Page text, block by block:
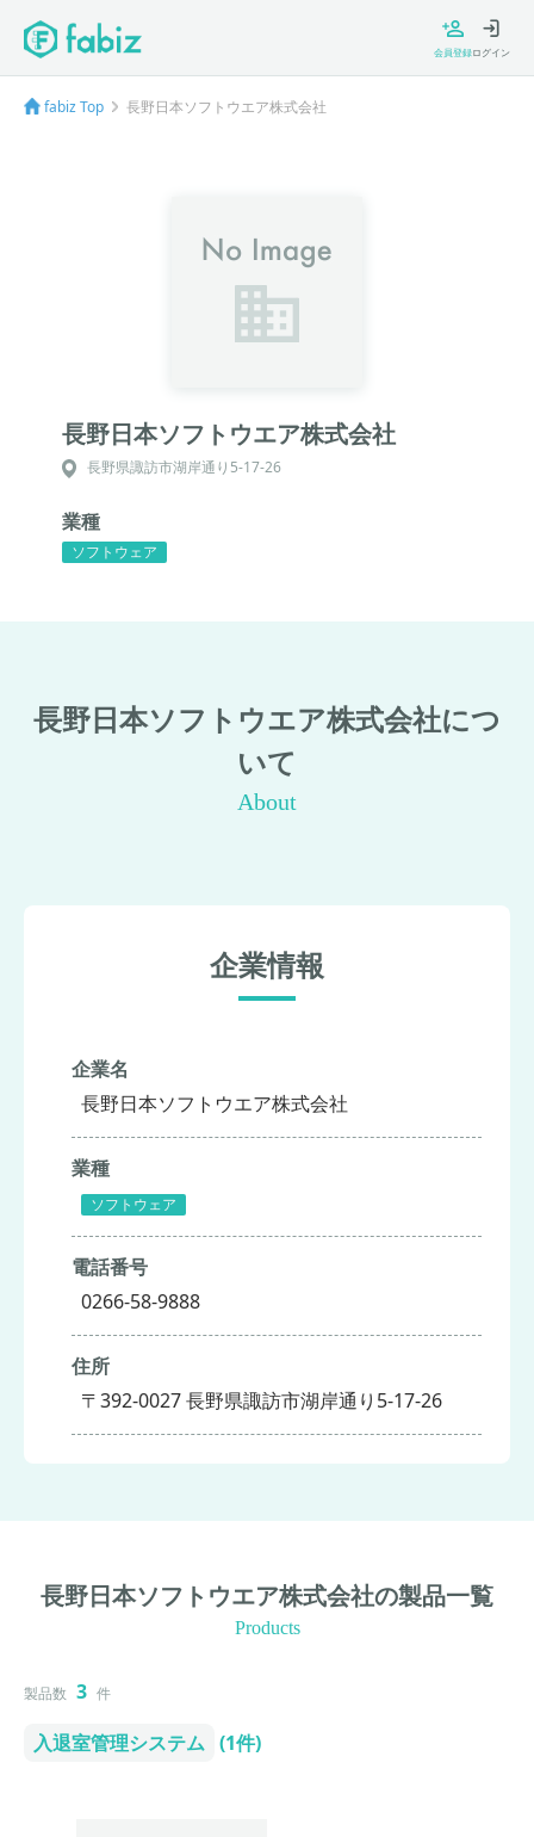
会員登録ログイン
fabiz Top 長野日本ソフトウエア株式会社
長野日本ソフトウエア株式会社
長野県諏訪市湖岸通り5-17-26
業種
ソフトウェア
長野日本ソフトウエア株式会社につ
いて
About
企業情報
企業名
長野日本ソフトウエア株式会社
業種
ソフトウェア
電話番号
0266-58-9888
住所
〒392-0027 長野県諏訪市湖岸通り5-17-26
長野日本ソフトウエア株式会社の製品一覧
Products
製品数 3 件
入退室管理システム (1件)